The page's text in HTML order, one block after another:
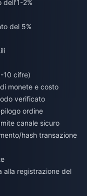
dell'1-2%
del 5%
10 cifre)
monete e costo
verificato
ordine
canale sicuro
hash transazione
alla registrazione del